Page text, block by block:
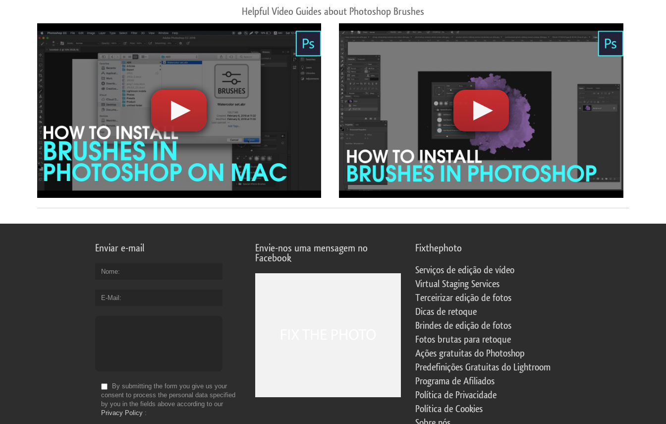
Helpful Video Guides about Photoshop Brushes
Enviar e-mail
Nome
E-Mail
By submitting the form you give us your
consent to process the personal data specified
by you in the fields above according to our
Privacy Policy
Envie-nos uma mensagem no
Facebook
Fixthephoto
Serviços de edição de vídeo
Virtual Staging Services
Terceirizar edição de fotos
Dicas de retoque
Brindes de edição de fotos
Fotos brutas para retoque
Ações gratuitas do Photoshop
Predefinições Gratuitas do Lightroom
Programa de Afiliados
Política de Privacidade
Política de Cookies